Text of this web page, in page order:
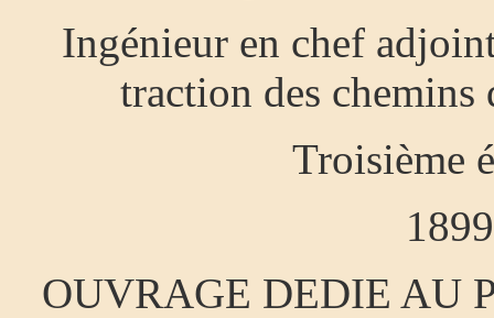
Ingénieur en chef
traction des chemins
Troisième
1899
OUVRAGE DEDIE AU